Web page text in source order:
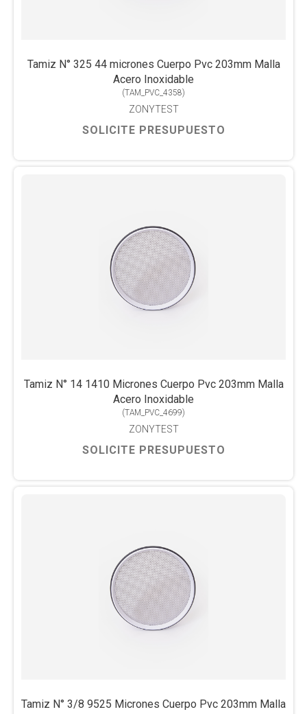
Tamiz N° 325 44 micrones Cuerpo Pvc 203mm Malla
Acero Inoxidable
(TAM_PVC_4358)
ZONYTEST
SOLICITE PRESUPUESTO
Tamiz N° 14 1410 Micrones Cuerpo Pvc 203mm Malla
Acero Inoxidable
(TAM_PVC_4699)
ZONYTEST
SOLICITE PRESUPUESTO
Tamiz N° 3/8 9525 Micrones Cuerpo Pvc 203mm Malla